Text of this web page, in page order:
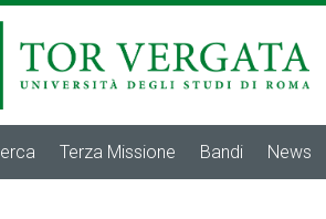
Terza Missione Bandi News